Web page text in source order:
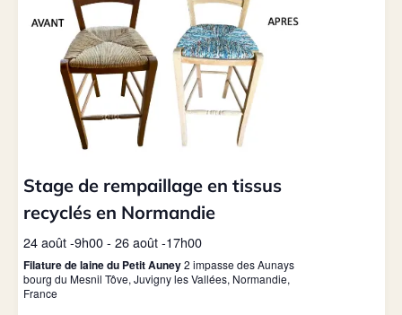
Stage de rempaillage en tissus
recyclés en Normandie
24 août -9h00- 26 août -17h00
Filature de laine du Petit Auney2 impasse des Aunays
bourg du Mesnil Tôve, Juvigny les Vallées, Normandie,
France